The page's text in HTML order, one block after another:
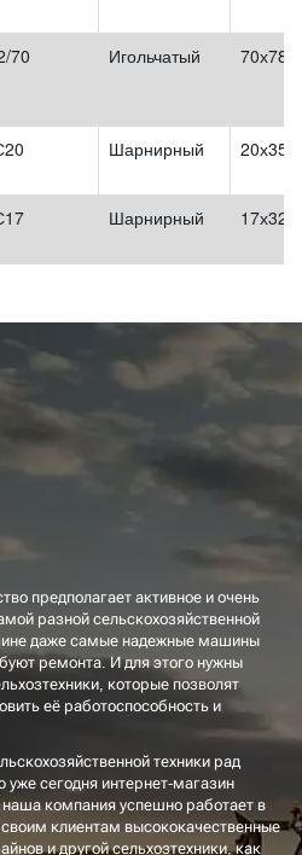
70 Игольчатый
Шарнирный
Шарнирный
предполагает активное и очень
разной сельскохозяйственной
даже самые надежные машины
ремонта. И для этого нужны
которые позволят
её работоспособность и
техники рад
сегодня интернет-магазин
компания успешно работает в
клиентам высококачественные
и другой сельхозтехники, как